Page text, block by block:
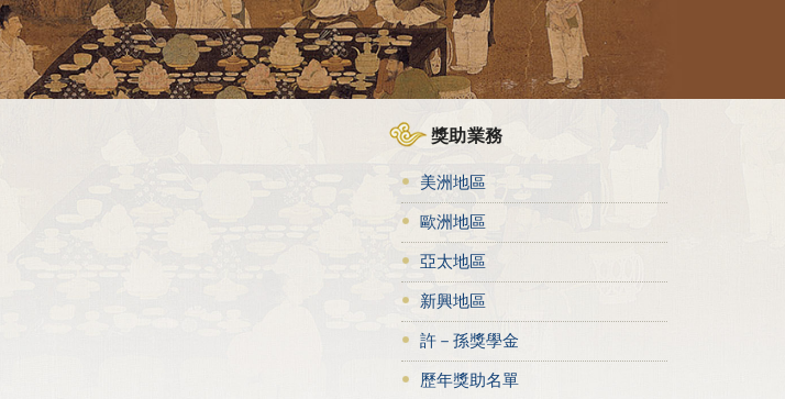
獎助業務
美洲地區
歐洲地區
亞太地區
新興地區
許－孫獎學金
歷年獎助名單